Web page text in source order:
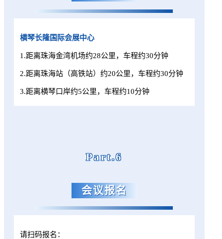
横琴长隆国际会展中心
1.距离珠海金湾机场约28公里，车程约30分钟
2.距离珠海站（高铁站）约20公里，车程约30分钟
3.距离横琴口岸约5公里，车程约10分钟
Part.6
会议报名
请扫码报名：